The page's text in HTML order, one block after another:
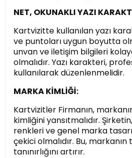
NET, OKUNAKLI YAZI
Kartvizitte kullanılan yazı
ve puntoları uygun boyutta
unvan ve iletişim bilgileri
olmalıdır. Yazı karakteri,
kullanılarak düzenlenmelidir.
MARKA KİMLİĞİ:
Kartvizitler Firmanın,
kimliğini yansıtmalıdır.
renkleri ve genel marka
çekici olmalıdır. Bu, markanın
tanınırlığını artırır.